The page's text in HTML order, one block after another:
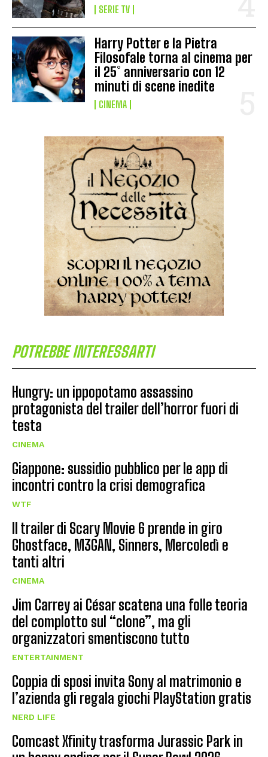
SERIE TV
Harry Potter e la Pietra
Filosofale torna al cinema per
il 25° anniversario con 12
minuti di scene inedite
CINEMA
POTREBBE INTERESSARTI
Hungry: un ippopotamo assassino
protagonista del trailer dell’horror fuori di
testa
CINEMA
Giappone: sussidio pubblico per le app di
incontri contro la crisi demografica
WTF
Il trailer di Scary Movie 6 prende in giro
Ghostface, M3GAN, Sinners, Mercoledì e
tanti altri
CINEMA
Jim Carrey ai César scatena una folle teoria
del complotto sul “clone”, ma gli
organizzatori smentiscono tutto
ENTERTAINMENT
Coppia di sposi invita Sony al matrimonio e
l’azienda gli regala giochi PlayStation gratis
NERD LIFE
Comcast Xfinity trasforma Jurassic Park in